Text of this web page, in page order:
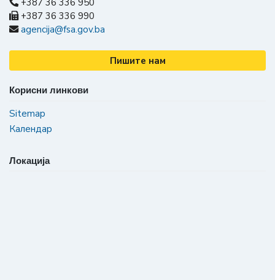
+387 36 336 950
+387 36 336 990
agencija@fsa.gov.ba
Пишите нам
Корисни линкови
Sitemap
Календар
Локација